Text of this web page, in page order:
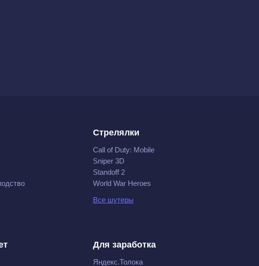
Стрелялки
Call of Duty: Mobile
Sniper 3D
Standoff 2
World War Heroes
Все шутеры
Для заработка
Яндекс.Толока